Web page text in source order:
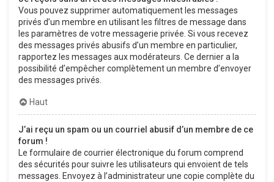
Vous pouvez supprimer automatiquement les messages
privés d’un membre en utilisant les filtres de message dans
les paramètres de votre messagerie privée. Si vous recevez
des messages privés abusifs d’un membre en particulier,
rapportez les messages aux modérateurs. Ce dernier a la
possibilité d’empêcher complètement un membre d’envoyer
des messages privés.
Haut
J’ai reçu un spam ou un courriel abusif d’un membre de ce
forum !
Le formulaire de courrier électronique du forum comprend
des sécurités pour suivre les utilisateurs qui envoient de tels
messages. Envoyez à l’administrateur une copie complète du